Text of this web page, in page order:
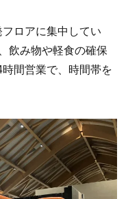
ロアに集中してい
飲み物や軽食の確保
間営業で、時間帯を